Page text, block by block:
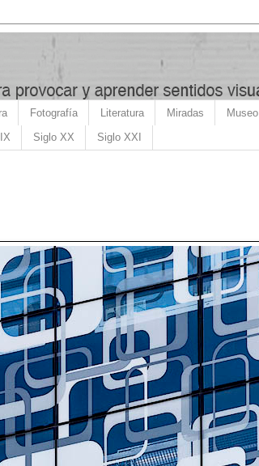
Fotografía Literatura Miradas Museo
Siglo XX Siglo XXI